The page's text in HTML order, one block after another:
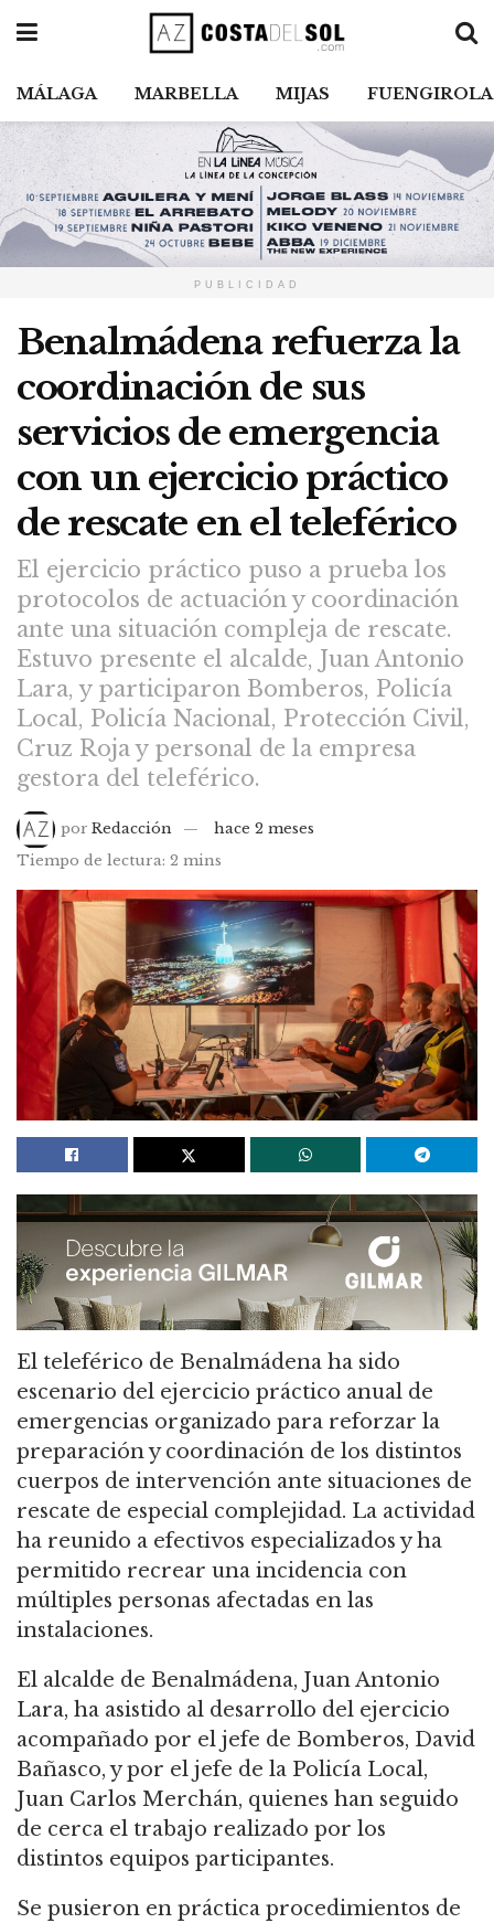
MÁLAGA MARBELLA MIJAS FUENGIROLA
PUBLICIDAD
Benalmádena refuerza la
coordinación de sus
servicios de emergencia
con un ejercicio práctico
de rescate en el teleférico
El ejercicio práctico puso a prueba los
protocolos de actuación y coordinación
ante una situación compleja de rescate.
Estuvo presente el alcalde, Juan Antonio
Lara, y participaron Bomberos, Policía
Local, Policía Nacional, Protección Civil,
Cruz Roja y personal de la empresa
gestora del teleférico.
por Redacción
hace 2 meses
Tiempo de lectura: 2 mins
El teleférico de Benalmádena ha sido
escenario del ejercicio práctico anual de
emergencias organizado para reforzar la
preparación y coordinación de los distintos
cuerpos de intervención ante situaciones de
rescate de especial complejidad. La actividad
ha reunido a efectivos especializados y ha
permitido recrear una incidencia con
múltiples personas afectadas en las
instalaciones.
El alcalde de Benalmádena, Juan Antonio
Lara, ha asistido al desarrollo del ejercicio
acompañado por el jefe de Bomberos, David
Bañasco, y por el jefe de la Policía Local,
Juan Carlos Merchán, quienes han seguido
de cerca el trabajo realizado por los
distintos equipos participantes.
Se pusieron en práctica procedimientos de